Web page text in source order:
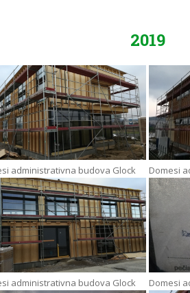
2019
administrativna budova Glock Domesi
administrativna budova Glock Domesi